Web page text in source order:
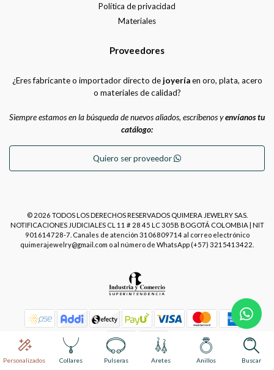
Personalizados Collares Pulseras Aretes Anillos Buscar
Política de privacidad
Materiales
Proveedores
¿Eres fabricante o importador directo dejoyeríaen oro, plata, acero
o materiales de calidad?
Siempre estamos en la búsqueda de nuevos aliados, escríbenos yenvíanos tu
catálogo:
Quiero ser proveedor
© 2026 TODOS LOS DERECHOS RESERVADOS QUIMERA JEWELRY SAS.
NOTIFICACIONES JUDICIALES CL 11 # 28 45 LC 305B BOGOTÁ COLOMBIA | NIT
901614728-7. Canales de atención 3106809714 al correo electrónico
quimerajewelry@gmail.com o al número de WhatsApp (+57) 3215413422.
Power by Placecommerce